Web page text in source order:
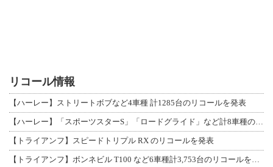
リコール情報
【ハーレー】ストリートボブなど4車種 計1285台のリコールを発表
【トライアンフ】スピードトリプル RX のリコールを発表